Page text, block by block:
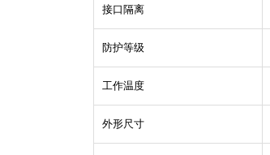
接口隔离
防护等级
工作温度
外形尺寸